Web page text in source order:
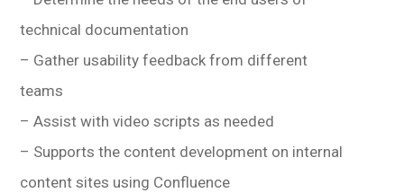
technical documentation
– Gather usability feedback from different
teams
– Assist with video scripts as needed
– Supports the content development on internal
content sites using Confluence